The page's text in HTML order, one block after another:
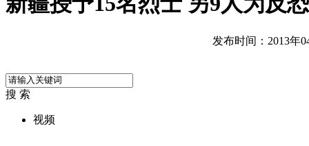
发布时间：2013年
搜 索
视频